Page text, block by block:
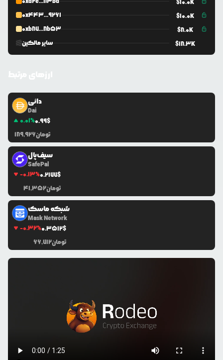
$ 10.0K
0x443...9261
$10.0K
0xb87...8b53
$8.0K
سایر مالکین
$18.3K
دائی
Dai
0.01%0.99$
189,926تومان
سیف‌پال
SafePal
-0.13%0.2177$
41,352تومان
شبکه ماسک
Mask Network
-0.32%0.3512$
66,712تومان